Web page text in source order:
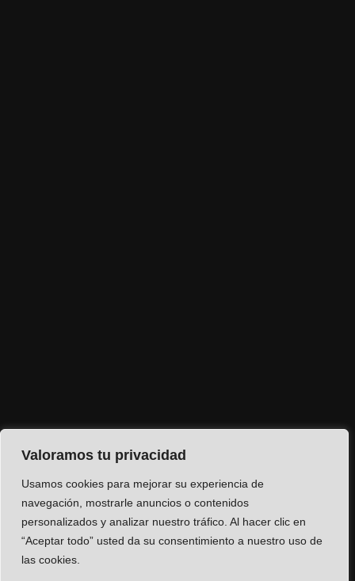
Valoramos tu privacidad
Usamos cookies para mejorar su experiencia de
navegación, mostrarle anuncios o contenidos
personalizados y analizar nuestro tráfico. Al hacer clic en
“Aceptar todo” usted da su consentimiento a nuestro uso de
las cookies.